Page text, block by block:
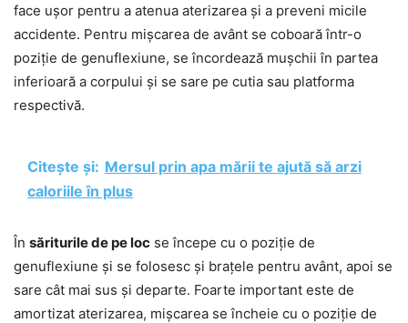
face ușor pentru a atenua aterizarea și a preveni micile
accidente. Pentru mișcarea de avânt se coboară într-o
poziție de genuflexiune, se încordează mușchii în partea
inferioară a corpului și se sare pe cutia sau platforma
respectivă.
Citește și: Mersul prin apa mării te ajută să arzi
caloriile în plus
În săriturile de pe loc se începe cu o poziție de
genuflexiune și se folosesc și brațele pentru avânt, apoi se
sare cât mai sus și departe. Foarte important este de
amortizat aterizarea, mișcarea se încheie cu o poziție de